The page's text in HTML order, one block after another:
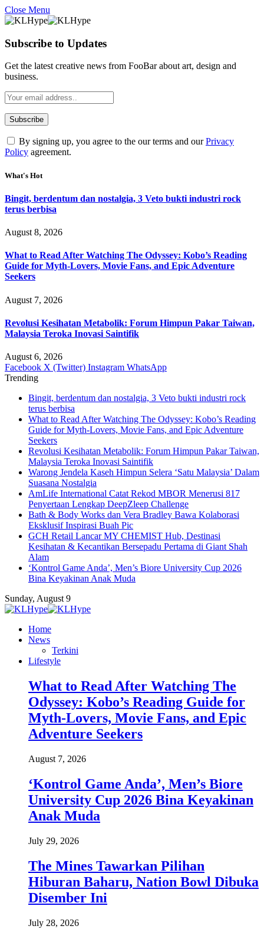
Close Menu
Subscribe to Updates
Get the latest creative news from FooBar about art, design and
business.
By signing up, you agree to the our terms and ourPrivacy
Policy agreement.
What's Hot
Bingit, berdentum dan nostalgia, 3 Veto bukti industri rock
terus berbisa
August 8, 2026
What to Read After Watching The Odyssey: Kobo’s Reading
Guide for Myth-Lovers, Movie Fans, and Epic Adventure
Seekers
August 7, 2026
Revolusi Kesihatan Metabolik: Forum Himpun Pakar Taiwan,
Malaysia Teroka Inovasi Saintifik
August 6, 2026
Facebook X (Twitter) Instagram WhatsApp
Trending
Bingit, berdentum dan nostalgia, 3 Veto bukti industri rock
terus berbisa
What to Read After Watching The Odyssey: Kobo’s Reading
Guide for Myth-Lovers, Movie Fans, and Epic Adventure
Seekers
Revolusi Kesihatan Metabolik: Forum Himpun Pakar Taiwan,
Malaysia Teroka Inovasi Saintifik
Warong Jendela Kaseh Himpun Selera ‘Satu Malaysia’ Dalam
Suasana Nostalgia
AmLife International Catat Rekod MBOR Menerusi 817
Penyertaan Lengkap DeepZleep Challenge
Bath & Body Works dan Vera Bradley Bawa Kolaborasi
Eksklusif Inspirasi Buah Pic
GCH Retail Lancar MY CHEMIST Hub, Destinasi
Kesihatan & Kecantikan Bersepadu Pertama di Giant Shah
Alam
‘Kontrol Game Anda’, Men’s Biore University Cup 2026
Bina Keyakinan Anak Muda
Sunday, August 9
Home
News
Terkini
Lifestyle
What to Read After Watching The
Odyssey: Kobo’s Reading Guide for
Myth-Lovers, Movie Fans, and Epic
Adventure Seekers
August 7, 2026
‘Kontrol Game Anda’, Men’s Biore
University Cup 2026 Bina Keyakinan
Anak Muda
July 29, 2026
The Mines Tawarkan Pilihan
Hiburan Baharu, Nation Bowl Dibuka
Disember Ini
July 28, 2026